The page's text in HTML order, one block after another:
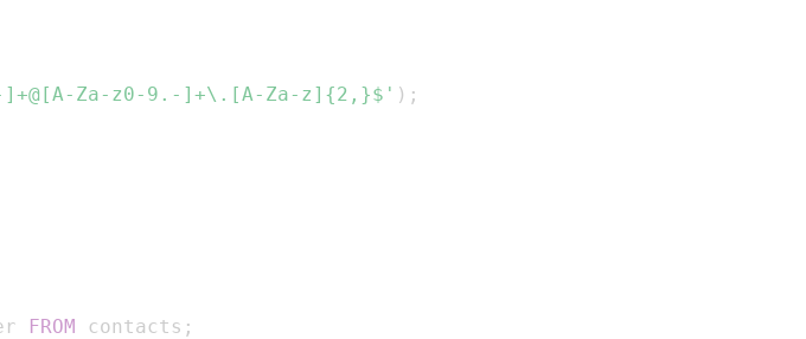
]+@[A-Za-z0-9.-]+\.[A-Za-z]{2,}$' ) ;
FROM contacts ;